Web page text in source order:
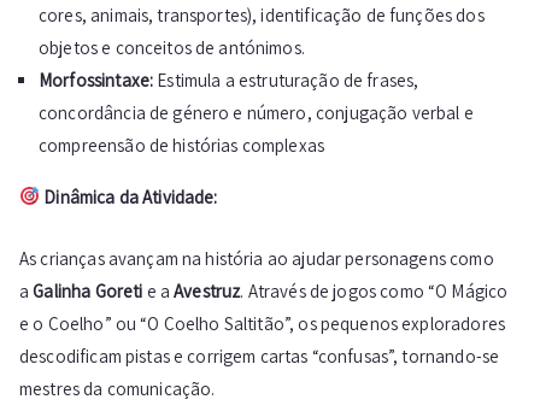
cores, animais, transportes), identificação de funções dos
objetos e conceitos de antónimos.
Morfossintaxe: Estimula a estruturação de frases,
concordância de género e número, conjugação verbal e
compreensão de histórias complexas
Dinâmica da Atividade:
As crianças avançam na história ao ajudar personagens como
aGalinha Goreti e aAvestruz. Através de jogos como “O Mágico
e o Coelho” ou “O Coelho Saltitão”, os pequenos exploradores
descodificam pistas e corrigem cartas “confusas”, tornando-se
mestres da comunicação.